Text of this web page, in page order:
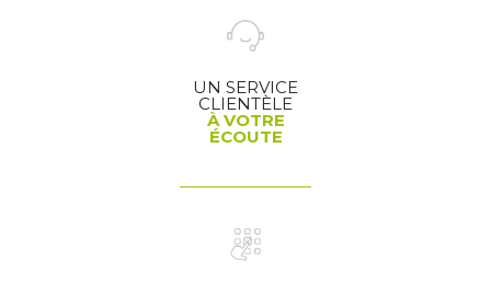
UN SERVICE
CLIENTÈLE
À VOTRE
ÉCOUTE